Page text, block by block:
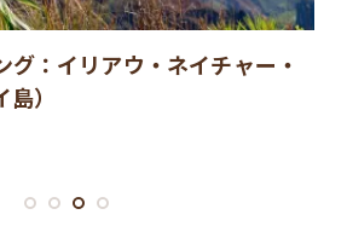
グ：ライアン樹木園のアイフ
）